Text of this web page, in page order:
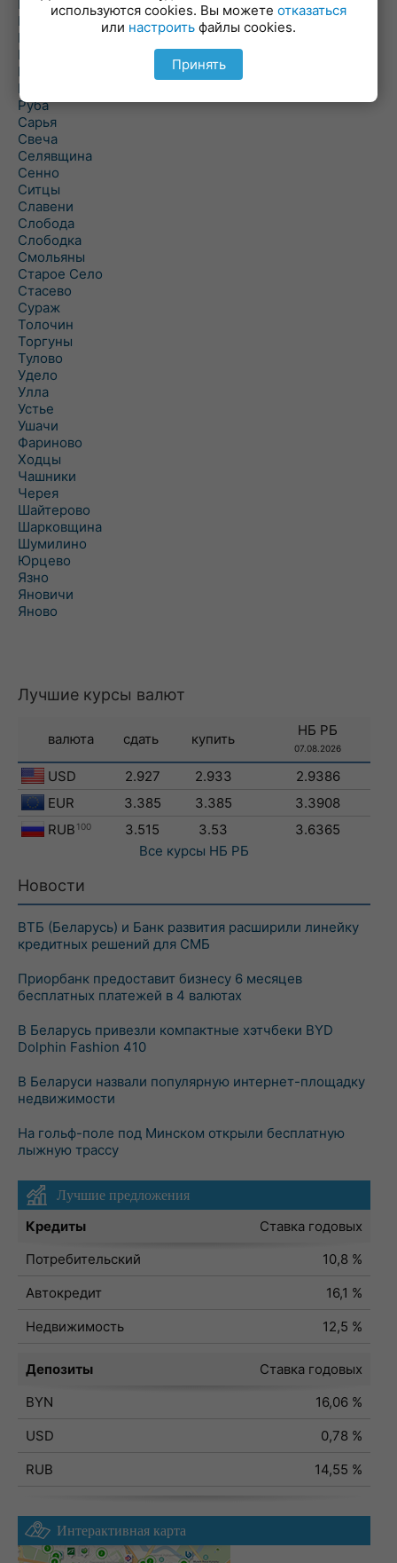
Погоща
Подсвилье
Полоцк
Поставы
Прозороки
Россоны
Руба
Сарья
Свеча
Селявщина
Сенно
Ситцы
Славени
Слобода
Слободка
Смольяны
Старое Село
Стасево
Сураж
Толочин
Торгуны
Тулово
Удело
Улла
Устье
Ушачи
Фариново
Ходцы
Чашники
Черея
Шайтерово
Шарковщина
Шумилино
Юрцево
Язно
Яновичи
Яново
Лучшие курсы валют
валюта сдать купить
НБ РБ
07.08.2026
USD 2.927 2.933
2.9386
EUR
3.385 3.385
3.3908
RUB 100 3.515 3.53
3.6365
Все курсы НБ РБ
Новости
ВТБ (Беларусь) и Банк развития расширили линейку
кредитных решений для СМБ
Приорбанк предоставит бизнесу 6 месяцев
бесплатных платежей в 4 валютах
В Беларусь привезли компактные хэтчбеки BYD
Dolphin Fashion 410
В Беларуси назвали популярную интернет-площадку
недвижимости
На гольф-поле под Минском открыли бесплатную
лыжную трассу
Лучшие предложения
Кредиты
Ставка годовых
Потребительский
10,8 %
Автокредит
16,1 %
Недвижимость
12,5 %
Депозиты
Ставка годовых
BYN
16,06 %
USD
0,78 %
RUB
14,55 %
Интерактивная карта
используются cookies. Вы можете отказаться
или настроить файлы cookies.
Принять